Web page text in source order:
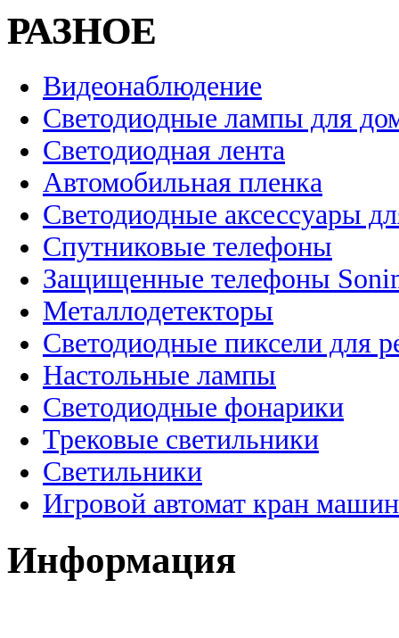
РАЗНОЕ
Видеонаблюдение
Светодиодные лампы для
Светодиодная лента
Автомобильная пленка
Светодиодные аксессуары
Спутниковые телефоны
Защищенные телефоны
Металлодетекторы
Светодиодные пиксели для
Настольные лампы
Светодиодные фонарики
Трековые светильники
Светильники
Игровой автомат кран
Информация